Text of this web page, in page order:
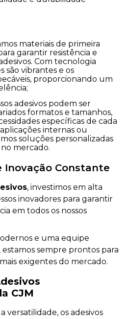
garantir resistência e
Com tecnologia
são vibrantes e os
proporcionando um
formatos e tamanhos,
específicas de cada
internas ou
soluções personalizadas
mercado.
Constante
, investimos em alta
inovadores para garantir
em todos os nossos
e uma equipe
sempre prontos para
exigentes do mercado.
CJM
versatilidade, os adesivos